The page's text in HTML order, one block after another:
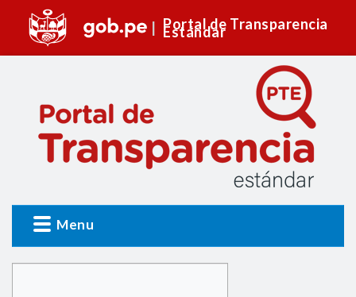
Portal de Transparencia
Estándar
Menu